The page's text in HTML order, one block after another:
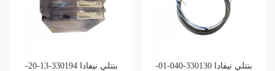
بنتلي نيفادا 330194-13-20-
بنتلي نيفادا 330130-040-01-